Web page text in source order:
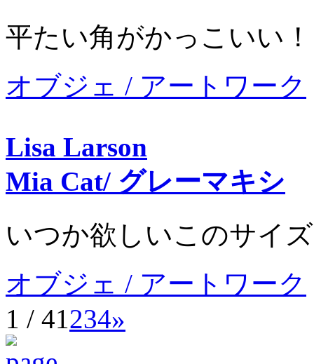
平たい角がかっこいい！
オブジェ / アートワーク
Lisa Larson
Mia Cat/ グレーマキシ
いつか欲しいこのサイ
オブジェ / アートワーク
1 / 41234»